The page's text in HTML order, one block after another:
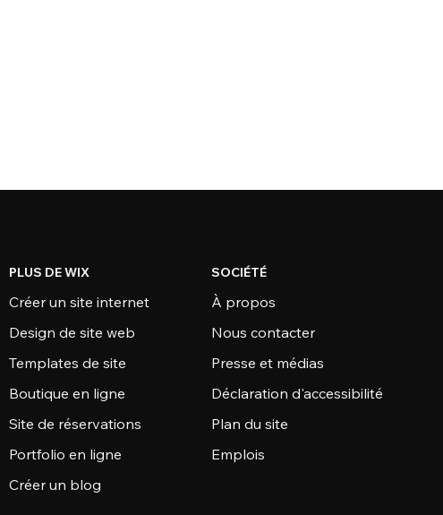
PLUS DE WIX
Créer un site internet
Design de site web
Templates de site
Boutique en ligne
Site de réservations
Portfolio en ligne
Créer un blog
SOCIÉTÉ
À propos
Nous contacter
Presse et médias
Déclaration d'accessibilité
Plan du site
Emplois